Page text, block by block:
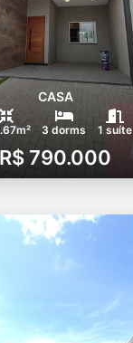
CASA
3 dorms 1 suíte
R$ 790.000